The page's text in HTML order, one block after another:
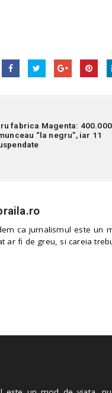
fabrica Magenta: 400.000
“la negru”, iar 11
ca jurnalismul este un
ar fi de greu, si careia